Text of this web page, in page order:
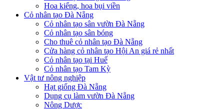
Hoa kiểng, hoa bụi viền
Cỏ nhân tạo Đà Nẵng
Cỏ nhân tạo sân vườn Đà Nẵng
Cỏ nhân tạo sân bóng
Cho thuê cỏ nhân tạo Đà Nẵng
Cửa hàng cỏ nhân tạo Hội An giá rẻ nhất
Cỏ nhân tạo tại Huế
Cỏ nhân tạo Tam Kỳ
Vật tư nông nghiệp
Hạt giống Đà Nẵng
Dụng cụ làm vườn Đà Nẵng
Nông Dược